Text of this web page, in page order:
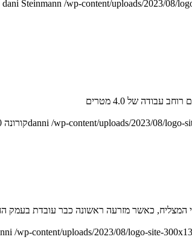
dani Steinmann /wp-content/uploads/2023/08/
danni /wp-content/uploads/2023/08/logo- קורונה 400 – 4 מ' של זריעה
המצליח, כאשר מזרעה ראשונה כבר עובדת בעמק
/wp-content/uploads/2023/08/logo-site-